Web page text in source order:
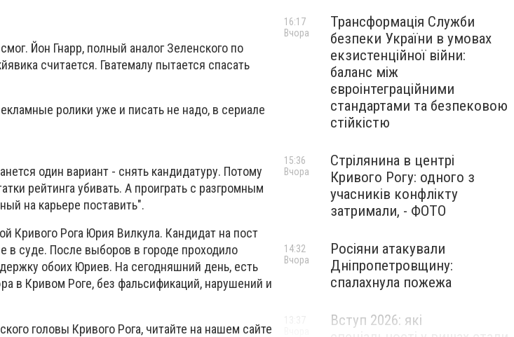
Йон Гнарр, полный аналог Зеленского по
считается. Гватемалу пытается спасать
ролики уже и писать не надо, в сериале
один вариант - снять кандидатуру. Потому
рейтинга убивать. А проиграть с разгромным
на карьере поставить".
Кривого Рога Юрия Вилкула. Кандидат на пост
суде. После выборов в городе проходило
обоих Юриев. На сегодняшний день, есть
в Кривом Роге, без фальсификаций, нарушений и
головы Кривого Рога, читайте на нашем сайте
Трансформація Служби
безпеки України в умовах
екзистенційної війни:
баланс між
євроінтеграційними
стандартами та безпековою
стійкістю
16:17
Вчора
Стрілянина в центрі
Кривого Рогу: одного з
учасників конфлікту
затримали, - ФОТО
15:36
Вчора
Росіяни атакували
Дніпропетровщину:
спалахнула пожежа
14:32
Вчора
Вступ 2026: які